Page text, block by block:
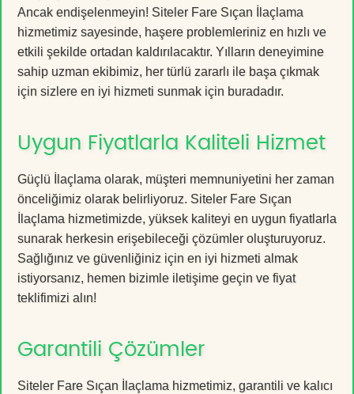
Ancak endişelenmeyin! Siteler Fare Sıçan İlaçlama
hizmetimiz sayesinde, haşere problemleriniz en hızlı ve
etkili şekilde ortadan kaldırılacaktır. Yılların deneyimine
sahip uzman ekibimiz, her türlü zararlı ile başa çıkmak
için sizlere en iyi hizmeti sunmak için buradadır.
Uygun Fiyatlarla Kaliteli Hizmet
Güçlü İlaçlama olarak, müşteri memnuniyetini her zaman
önceliğimiz olarak belirliyoruz. Siteler Fare Sıçan
İlaçlama hizmetimizde, yüksek kaliteyi en uygun fiyatlarla
sunarak herkesin erişebileceği çözümler oluşturuyoruz.
Sağlığınız ve güvenliğiniz için en iyi hizmeti almak
istiyorsanız, hemen bizimle iletişime geçin ve fiyat
teklifimizi alın!
Garantili Çözümler
Siteler Fare Sıçan İlaçlama hizmetimiz, garantili ve kalıcı